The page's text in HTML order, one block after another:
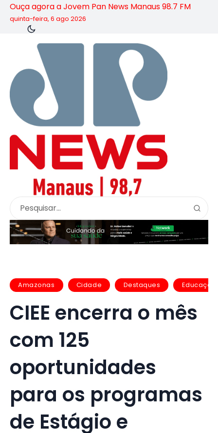
Ouça agora a Jovem Pan News Manaus 98.7 FM
quinta-feira, 6 ago 2026
Amazonas Cidade Destaques Educação
CIEE encerra o mês
com 125
oportunidades
para os programas
de Estágio e